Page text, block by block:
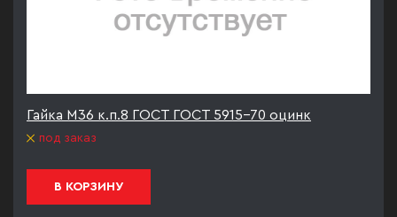
Гайка М36 к.п.8 ГОСТ ГОСТ 5915-70 оцинк
под заказ
В КОРЗИНУ